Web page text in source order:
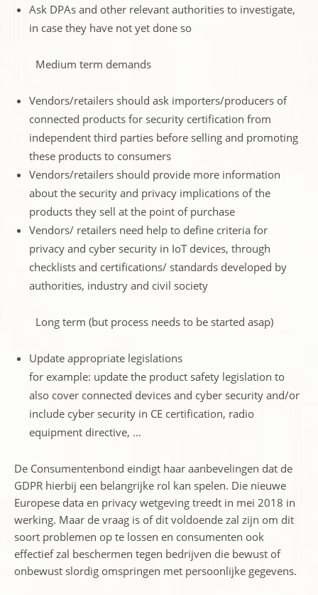
Ask DPAs and other relevant authorities to investigate,
in case they have not yet done so
Medium term demands
Vendors/retailers should ask importers/producers of
connected products for security certification from
independent third parties before selling and promoting
these products to consumers
Vendors/retailers should provide more information
about the security and privacy implications of the
products they sell at the point of purchase
Vendors/ retailers need help to define criteria for
privacy and cyber security in IoT devices, through
checklists and certifications/ standards developed by
authorities, industry and civil society
Long term (but process needs to be started asap)
Update appropriate legislations
for example: update the product safety legislation to
also cover connected devices and cyber security and/or
include cyber security in CE certification, radio
equipment directive, …
De Consumentenbond eindigt haar aanbevelingen dat de
GDPR hierbij een belangrijke rol kan spelen. Die nieuwe
Europese data en privacy wetgeving treedt in mei 2018 in
werking. Maar de vraag is of dit voldoende zal zijn om dit
soort problemen op te lossen en consumenten ook
effectief zal beschermen tegen bedrijven die bewust of
onbewust slordig omspringen met persoonlijke gegevens.